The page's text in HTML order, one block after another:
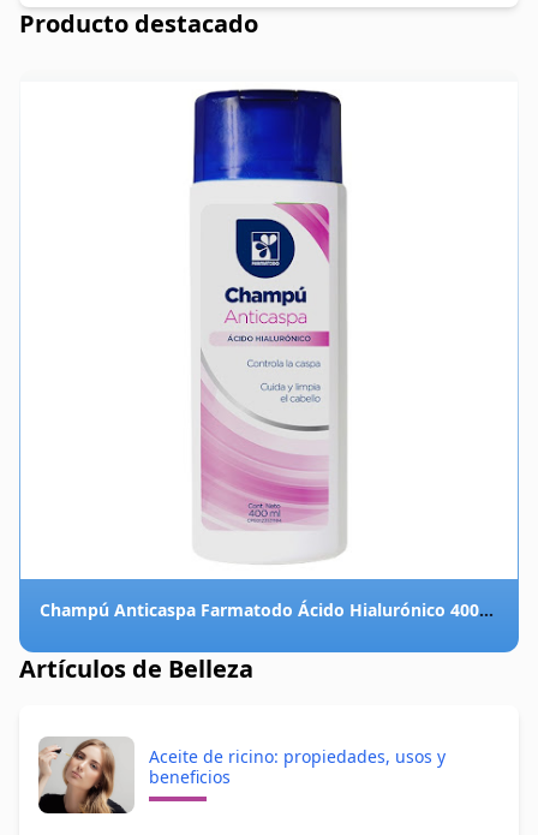
Producto destacado
Champú Anticaspa Farmatodo Ácido Hialurónico 400Ml
Artículos de Belleza
Aceite de ricino: propiedades, usos y
beneficios